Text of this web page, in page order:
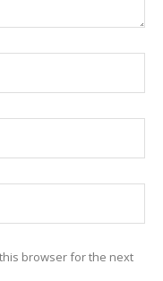
browser for the next